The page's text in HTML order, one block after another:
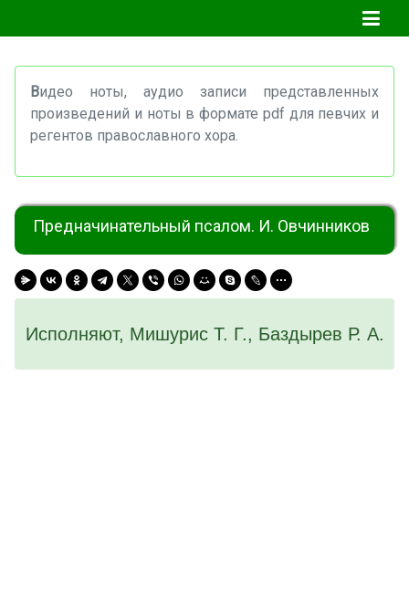
Видео ноты, аудио записи представленных
произведений и ноты в формате pdf для певчих и
регентов православного хора.
Предначинательный псалом. И. Овчинников
Исполняют, Мишурис Т. Г., Баздырев Р. А.